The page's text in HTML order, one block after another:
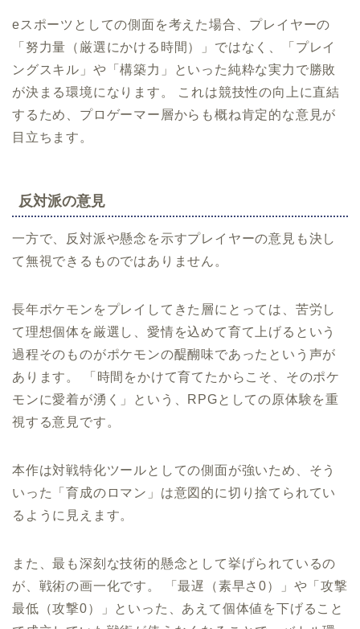
eスポーツとしての側面を考えた場合、プレイヤーの
「努力量（厳選にかける時間）」ではなく、「プレイ
ングスキル」や「構築力」といった純粋な実力で勝敗
が決まる環境になります。 これは競技性の向上に直結
するため、プロゲーマー層からも概ね肯定的な意見が
目立ちます。
反対派の意見
一方で、反対派や懸念を示すプレイヤーの意見も決し
て無視できるものではありません。
長年ポケモンをプレイしてきた層にとっては、苦労し
て理想個体を厳選し、愛情を込めて育て上げるという
過程そのものがポケモンの醍醐味であったという声が
あります。 「時間をかけて育てたからこそ、そのポケ
モンに愛着が湧く」という、RPGとしての原体験を重
視する意見です。
本作は対戦特化ツールとしての側面が強いため、そう
いった「育成のロマン」は意図的に切り捨てられてい
るように見えます。
また、最も深刻な技術的懸念として挙げられているの
が、戦術の画一化です。 「最遅（素早さ0）」や「攻撃
最低（攻撃0）」といった、あえて個体値を下げること